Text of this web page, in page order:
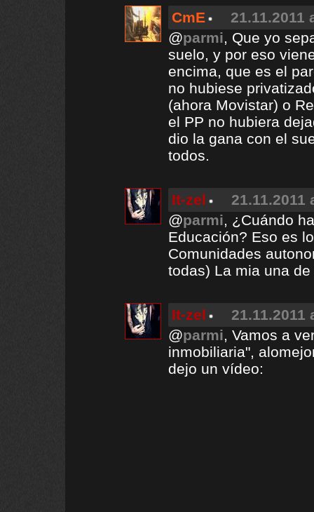
CmE
21.11.2011
@parmi, Que yo
suelo, y por eso
encima, que es el
no hubiese
(ahora Movistar) o
el PP no hubiera
dio la gana con el
todos.
It-zel
21.11.2011
@parmi, ¿Cuándo
Educación? Eso es
Comunidades
todas) La mia una
It-zel
21.11.2011
@parmi, Vamos a
inmobiliaria",
dejo un vídeo: